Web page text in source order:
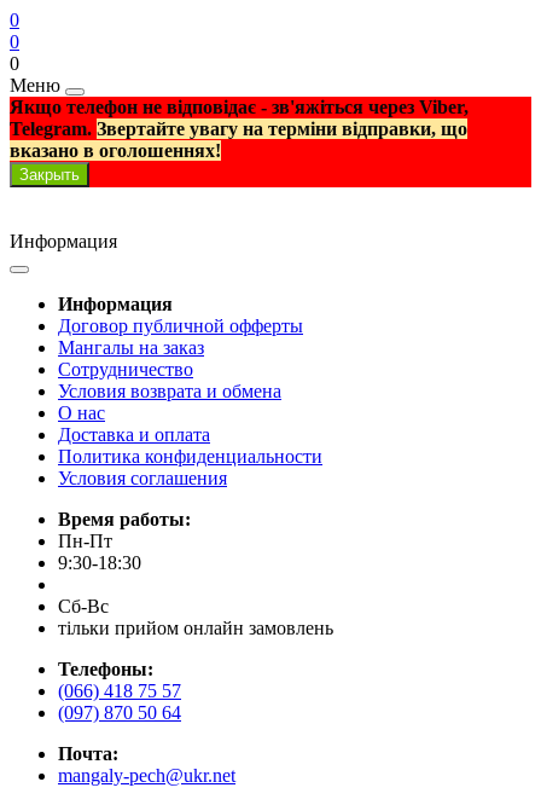
0
0
0
Меню
Якщо телефон не відповідає - зв'яжіться через Viber,
Telegram. Звертайте увагу на терміни відправки, що
вказано в оголошеннях!
Закрыть
Информация
Информация
Договор публичной офферты
Мангалы на заказ
Сотрудничество
Условия возврата и обмена
О нас
Доставка и оплата
Политика конфиденциальности
Условия соглашения
Время работы:
Пн-Пт
9:30-18:30
Сб-Вс
тільки прийом онлайн замовлень
Телефоны:
(066) 418 75 57
(097) 870 50 64
Почта:
mangaly-pech@ukr.net